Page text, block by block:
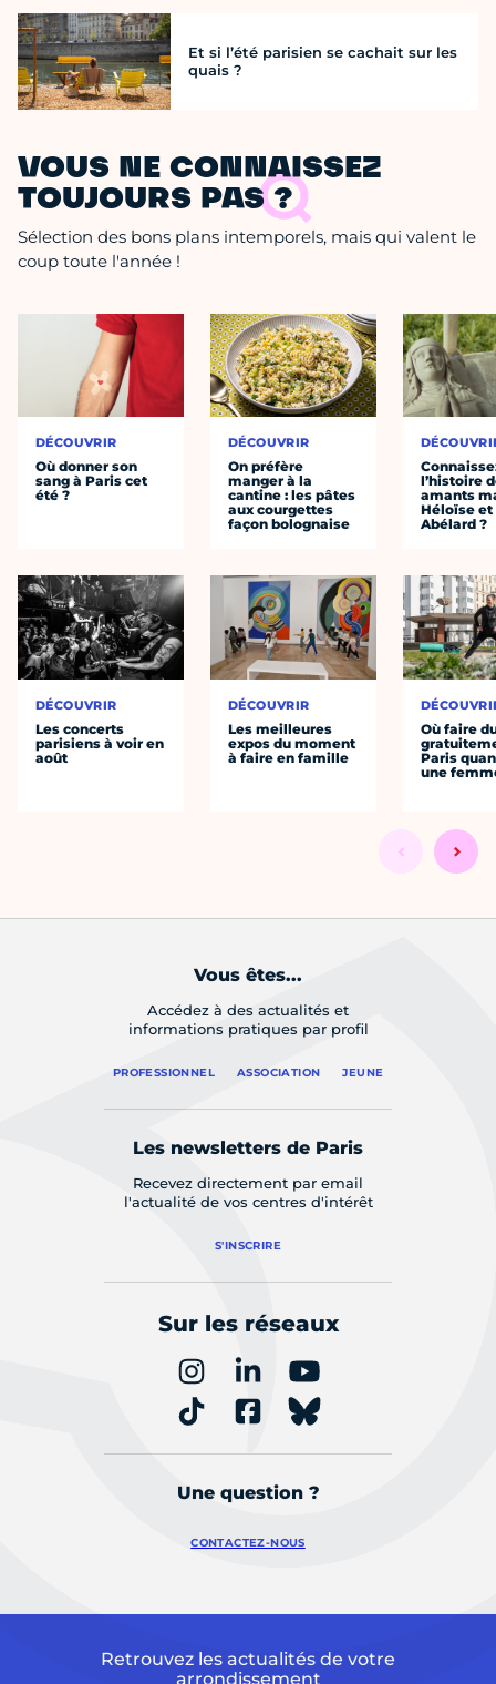
Et si l’été parisien se cachait sur les
quais ?
VOUS NE CONNAISSEZ
TOUJOURS PAS ?
Sélection des bons plans intemporels, mais qui valent le
coup toute l'année !
DÉCOUVRIR
Où donner son
sang à Paris cet
été ?
DÉCOUVRIR
Les concerts
parisiens à voir en
août
DÉCOUVRIR
On préfère
manger à la
cantine : les pâtes
aux courgettes
façon bolognaise
DÉCOUVRIR
Les meilleures
expos du moment
à faire en famille
l’histoire
amants
Héloïse et
Abélard ?
Où faire
Paris
une
Vous êtes...
Accédez à des actualités et
informations pratiques par profil
PROFESSIONNEL ASSOCIATION JEUNE
Les newsletters de Paris
Recevez directement par email
l'actualité de vos centres d'intérêt
S'INSCRIRE
Sur les réseaux
Une question ?
CONTACTEZ-NOUS
Retrouvez les actualités de votre
arrondissement